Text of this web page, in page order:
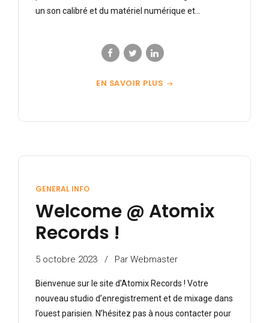
un son calibré et du matériel numérique et...
EN SAVOIR PLUS
GENERAL INFO
Welcome @ Atomix
Records !
5 octobre 2023 Par Webmaster
Bienvenue sur le site d’Atomix Records ! Votre
nouveau studio d’enregistrement et de mixage dans
l’ouest parisien. N’hésitez pas à nous contacter pour